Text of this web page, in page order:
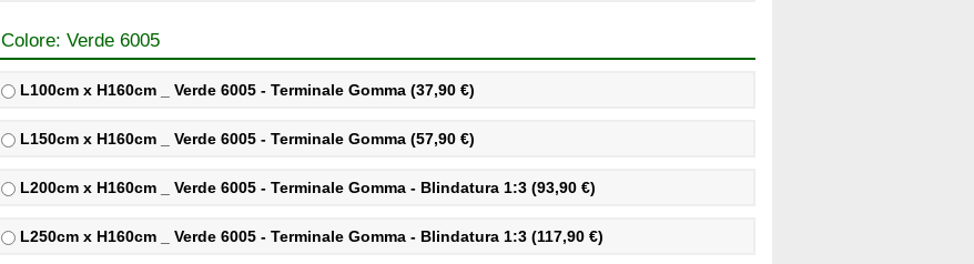
Colore: Verde 6005
L100cm x H160cm _ Verde 6005 - Terminale Gomma (37,90 €)
L150cm x H160cm _ Verde 6005 - Terminale Gomma (57,90 €)
L200cm x H160cm _ Verde 6005 - Terminale Gomma - Blindatura 1:3 (93,90 €)
L250cm x H160cm _ Verde 6005 - Terminale Gomma - Blindatura 1:3 (117,90 €)